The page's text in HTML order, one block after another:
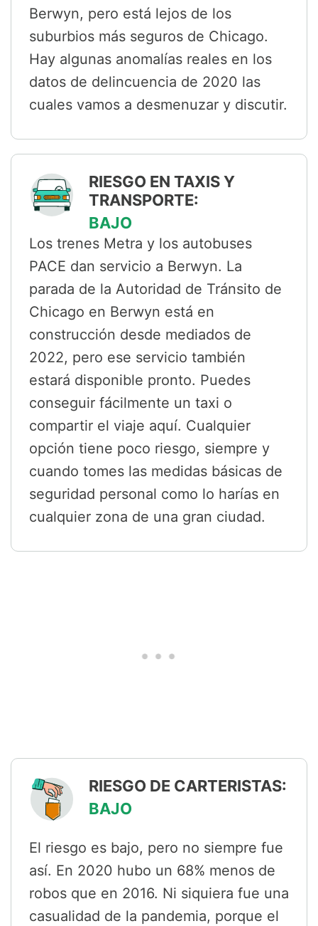
Berwyn, pero está lejos de los
suburbios más seguros de Chicago.
Hay algunas anomalías reales en los
datos de delincuencia de 2020 las
cuales vamos a desmenuzar y discutir.
RIESGO EN TAXIS Y
TRANSPORTE:
BAJO
Los trenes Metra y los autobuses
PACE dan servicio a Berwyn. La
parada de la Autoridad de Tránsito de
Chicago en Berwyn está en
construcción desde mediados de
2022, pero ese servicio también
estará disponible pronto. Puedes
conseguir fácilmente un taxi o
compartir el viaje aquí. Cualquier
opción tiene poco riesgo, siempre y
cuando tomes las medidas básicas de
seguridad personal como lo harías en
cualquier zona de una gran ciudad.
RIESGO DE CARTERISTAS:
BAJO
El riesgo es bajo, pero no siempre fue
así. En 2020 hubo un 68% menos de
robos que en 2016. Ni siquiera fue una
casualidad de la pandemia, porque el